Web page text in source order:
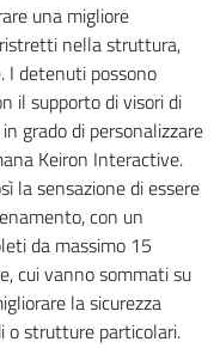
una migliore
nella struttura,
I detenuti possono
il supporto di visori di
grado di personalizzare
Keiron Interactive.
la sensazione di essere
con un
da massimo 15
cui vanno sommati su
la sicurezza
o strutture particolari.